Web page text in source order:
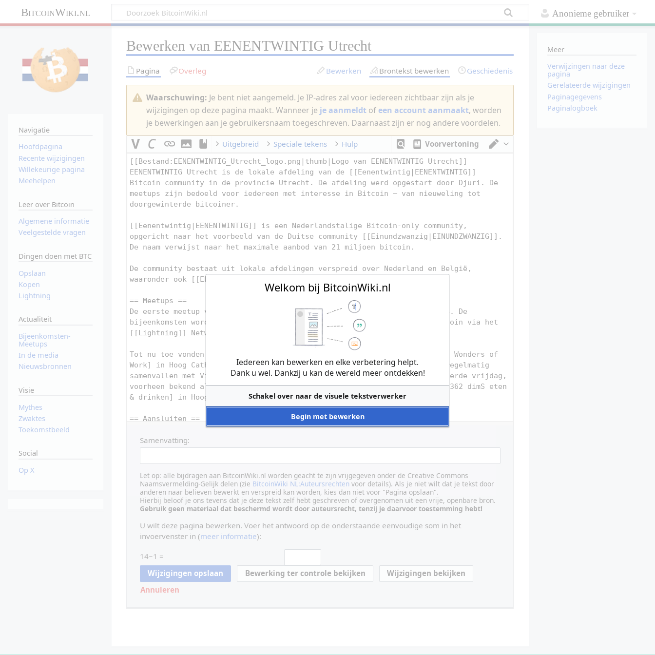
Anonieme gebruiker
BitcoinWiki.nl
Bewerken van EENENTWINTIG Utrecht
Pagina Overleg Bewerken Brontekst bewerken Geschiedenis
Waarschuwing: Je bent niet aangemeld. Je IP-adres zal voor iedereen zichtbaar zijn als je
wijzigingen op deze pagina maakt. Wanneer je je aanmeldt of een account aanmaakt, worden
je bewerkingen aan je gebruikersnaam toegeschreven. Daarnaast zijn er nog andere voordelen.
Voorvertoning
Van tekstverwerker omschakelen
Uitgebreid Speciale tekens Hulp
Samenvatting:
Let op: alle bijdragen aan BitcoinWiki.nl worden geacht te zijn vrijgegeven onder de Creative Commons
Naamsvermelding-Gelijk delen (zie BitcoinWiki NL:Auteursrechten voor details). Als je niet wilt dat je tekst door
anderen naar believen bewerkt en verspreid kan worden, kies dan niet voor "Pagina opslaan".
Hierbij beloof je ons tevens dat je deze tekst zelf hebt geschreven of overgenomen uit een vrije, openbare bron.
Gebruik geen materiaal dat beschermd wordt door auteursrecht, tenzij je daarvoor toestemming hebt!
U wilt deze pagina bewerken. Voer het antwoord op de onderstaande eenvoudige som in het
invoervenster in (meer informatie):
14−1 =
Annuleren
Navigatie
Hoofdpagina
Recente wijzigingen
Willekeurige pagina
Meehelpen
Leer over Bitcoin
Algemene informatie
Veelgestelde vragen
Dingen doen met BTC
Opslaan
Kopen
Lightning
Actualiteit
Bijeenkomsten-
Meetups
In de media
Nieuwsbronnen
Visie
Mythes
Zwaktes
Toekomstbeeld
Social
Op X
Meer
Verwijzingen naar deze
pagina
Gerelateerde wijzigingen
Paginagegevens
Paginalogboek
Welkom bij BitcoinWiki.nl
Iedereen kan bewerken en elke verbetering helpt.
Dank u wel. Dankzij u kan de wereld meer ontdekken!
Schakel over naar de visuele tekstverwerker
Begin met bewerken